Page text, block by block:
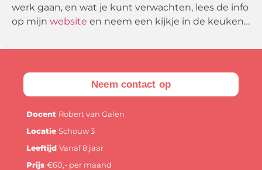
werk gaan, en wat je kunt verwachten, lees de info
op mijn website en neem een kijkje in de keuken…
Neem contact op
Docent Robert van Galen
Locatie Schouw 3
Leeftijd Vanaf 8 jaar
Prijs €60,- per maand